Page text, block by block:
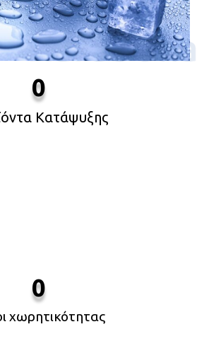
0
Κατάψυξης
0
χωρητικότητας